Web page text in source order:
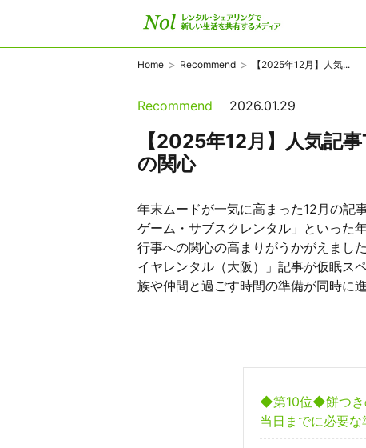
Home > Recommend > 【2025年12月】人気...
Recommend 2026.01.29
【2025年12月】人気記
の関心
年末ムードが一気に高まった12月の記
ゲーム・サブスクレンタル」といった
行事への関心の高まりがうかがえまし
イヤレンタル（大阪）」記事が仮眠ス
族や仲間と過ごす時間の準備が同時に
◆第10位◆餅つき
当日までに必要